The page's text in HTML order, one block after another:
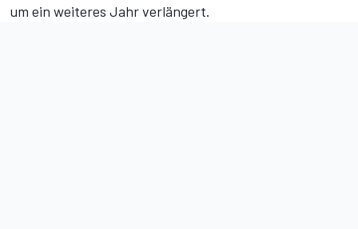
um ein weiteres Jahr verlängert.